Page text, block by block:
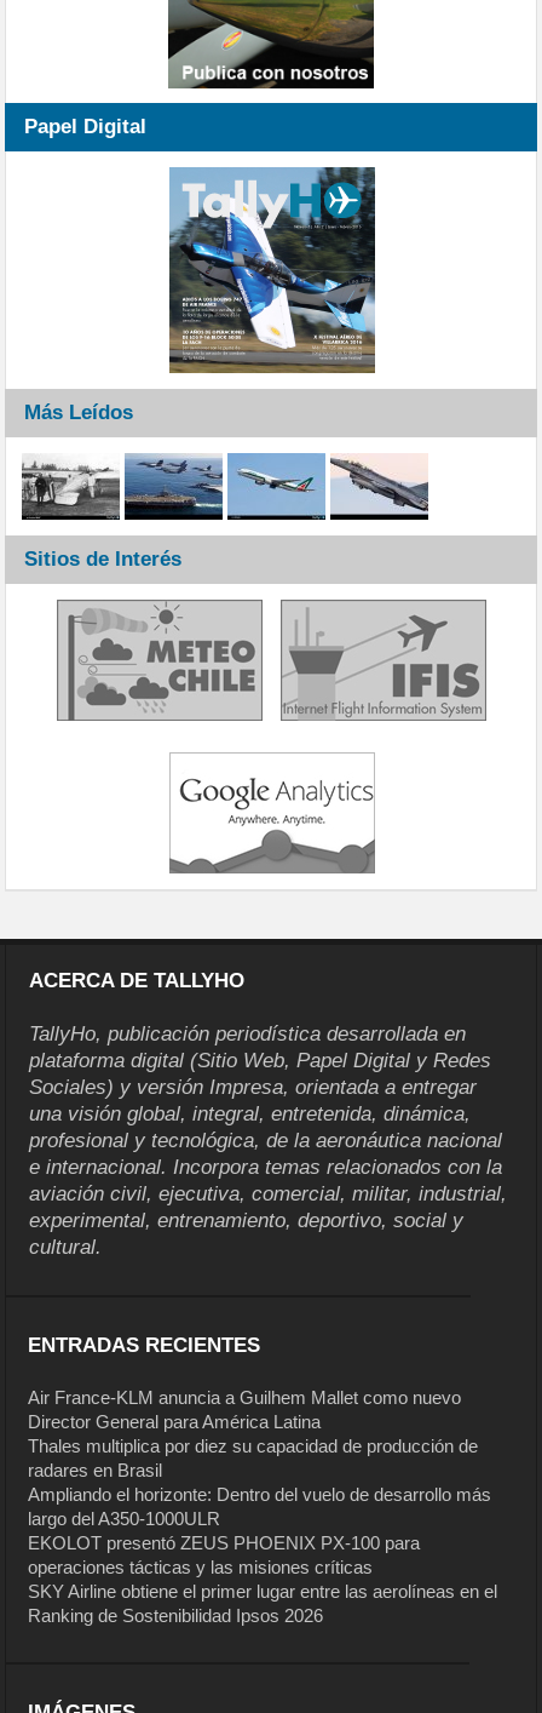
Papel Digital
Más Leídos
Sitios de Interés
ACERCA DE TALLYHO
TallyHo, publicación periodística desarrollada en
plataforma digital (Sitio Web, Papel Digital y Redes
Sociales) y versión Impresa, orientada a entregar
una visión global, integral, entretenida, dinámica,
profesional y tecnológica, de la aeronáutica nacional
e internacional. Incorpora temas relacionados con la
aviación civil, ejecutiva, comercial, militar, industrial,
experimental, entrenamiento, deportivo, social y
cultural.
ENTRADAS RECIENTES
Air France-KLM anuncia a Guilhem Mallet como nuevo
Director General para América Latina
Thales multiplica por diez su capacidad de producción de
radares en Brasil
Ampliando el horizonte: Dentro del vuelo de desarrollo más
largo del A350-1000ULR
EKOLOT presentó ZEUS PHOENIX PX-100 para
operaciones tácticas y las misiones críticas
SKY Airline obtiene el primer lugar entre las aerolíneas en el
Ranking de Sostenibilidad Ipsos 2026